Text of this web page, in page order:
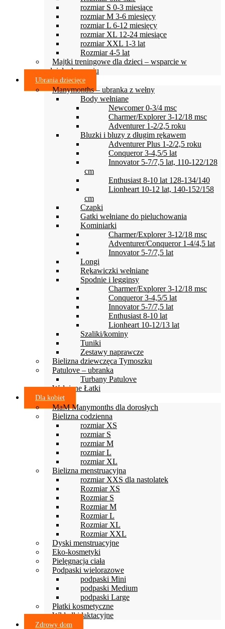
rozmiar S 0-3 miesiące
rozmiar M 3-6 miesięcy
rozmiar L 6-12 miesięcy
rozmiar XL 12-24 miesiące
rozmiar XXL 1-3 lat
Rozmiar 4-5 lat
Majtki treningowe dla dzieci – wsparcie w
odpieluchowaniu
Ubrania dziecięce
Manymonths – ubranka z wełny
Body wełniane
Newcomer 0-3/4 msc
Charmer/Explorer 3-12/18 msc
Adventurer 1-2/2,5 roku
Bluzki i bluzy z długim rękawem
Adventurer Plus 1-2/2,5 roku
Conqueror 3-4,5/5 lat
Innovator 5-7/7,5 lat, 110-122/128
cm
Enthusiast 8-10 lat 128-134/140
Lionheart 10-12 lat, 140-152/158
cm
Czapki
Gatki wełniane do pieluchowania
Kominiarki
Charmer/Explorer 3-12/18 msc
Adventurer/Conqueror 1-4/4,5 lat
Innovator 5-7/7,5 lat
Longi
Rękawiczki wełniane
Spodnie i legginsy
Charmer/Explorer 3-12/18 msc
Conqueror 3-4,5/5 lat
Innovator 5-7/7,5 lat
Enthusiast 8-10 lat
Lionheart 10-12/13 lat
Szaliki/kominy
Tuniki
Zestawy naprawcze
Bielizna dziewczęca Tymoszku
Patulove – ubranka
Turbany Patulove
Wełniane Łatki
Dla kobiet
MaM Manymonths dla dorosłych
Bielizna codzienna
rozmiar XS
rozmiar S
rozmiar M
rozmiar L
rozmiar XL
Bielizna menstruacyjna
rozmiar XXS dla nastolatek
Rozmiar XS
Rozmiar S
Rozmiar M
Rozmiar L
Rozmiar XL
Rozmiar XXL
Dyski menstruacyjne
Eko-kosmetyki
Pielęgnacja ciała
Podpaski wielorazowe
podpaski Mini
podpaski Medium
podpaski Large
Płatki kosmetyczne
Wkładki laktacyjne
Zdrowy dom